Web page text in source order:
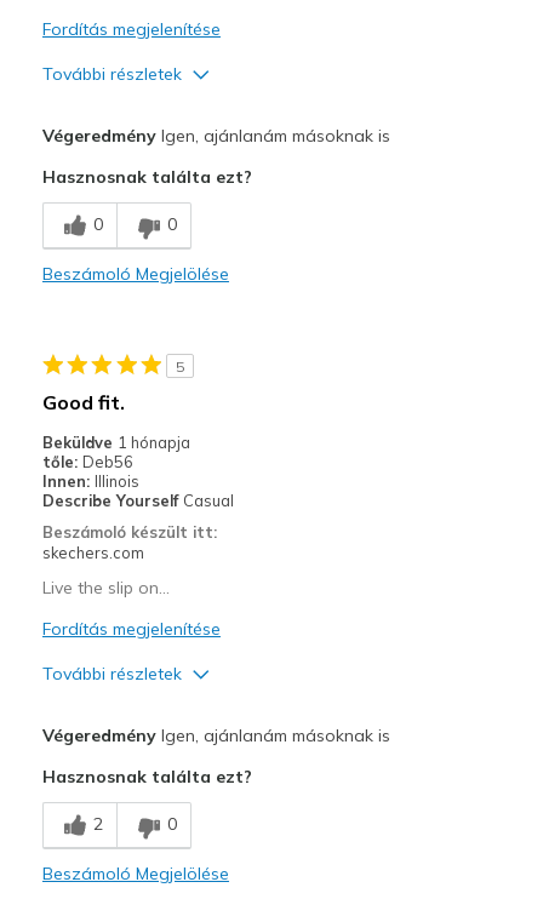
Fordítás megjelenítése
További részletek
Legjobb használat
Casual Wear
View On Shoes
I'm Into Shoes
VégeredményIgen, ajánlanám másoknak is
Hasznosnak találta ezt?
0 0
Beszámoló Megjelölése
5
Good fit.
Beküldve 1 hónapja
tőle: Deb56
Innen: Illinois
Describe Yourself Casual
Beszámoló készült itt:
skechers.com
Live the slip on...
Fordítás megjelenítése
További részletek
Legjobb használat
Casual Wear
VégeredményIgen, ajánlanám másoknak is
Hasznosnak találta ezt?
2 0
Beszámoló Megjelölése